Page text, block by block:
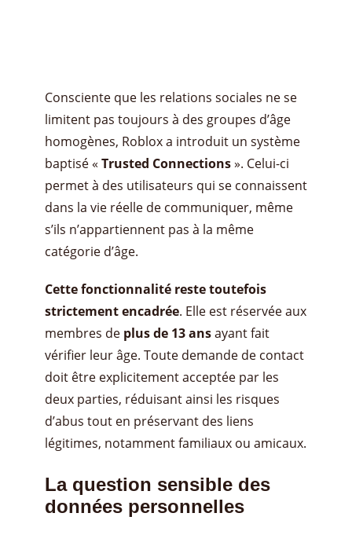
Consciente que les relations sociales ne se
limitent pas toujours à des groupes d’âge
homogènes, Roblox a introduit un système
baptisé « Trusted Connections». Celui-ci
permet à des utilisateurs qui se connaissent
dans la vie réelle de communiquer, même
s’ils n’appartiennent pas à la même
catégorie d’âge.
Cette fonctionnalité reste toutefois
strictement encadrée. Elle est réservée aux
membres de plus de 13 ansayant fait
vérifier leur âge. Toute demande de contact
doit être explicitement acceptée par les
deux parties, réduisant ainsi les risques
d’abus tout en préservant des liens
légitimes, notamment familiaux ou amicaux.
La question sensible des
données personnelles